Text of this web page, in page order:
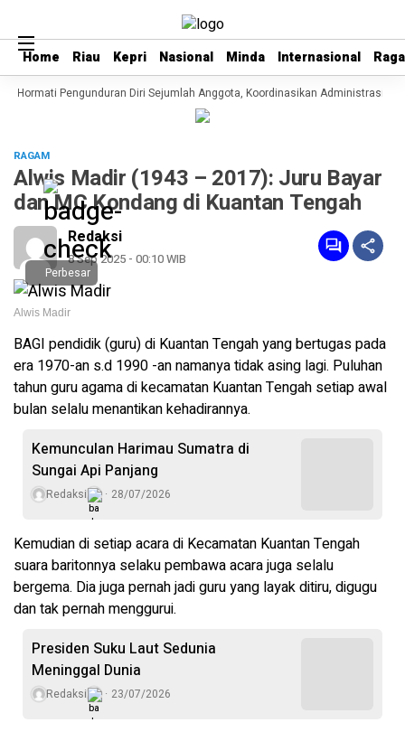
Home Riau Kepri Nasional Minda Internasional
Home Riau Kepri Nasional Minda Internasional
Hormati Pengunduran Diri Sejumlah Anggota, Koordinasikan Administrasi
RAGAM
Alwis Madir (1943 – 2017): Juru Bayar
dan MC Kondang di Kuantan Tengah
Redaksi
8 Sep 2025 - 00:10 WIB
Perbesar
Alwis Madir
BAGI pendidik (guru) di Kuantan Tengah yang bertugas pada
era 1970-an s.d 1990 -an namanya tidak asing lagi. Puluhan
tahun guru agama di kecamatan Kuantan Tengah setiap awal
bulan selalu menantikan kehadirannya.
Kemunculan Harimau Sumatra di
Sungai Api Panjang
Redaksi 28/07/2026
Kemudian di setiap acara di Kecamatan Kuantan Tengah
suara baritonnya selaku pembawa acara juga selalu
bergema. Dia juga pernah jadi guru yang layak ditiru, digugu
dan tak pernah menggurui.
Presiden Suku Laut Sedunia
Meninggal Dunia
Redaksi 23/07/2026